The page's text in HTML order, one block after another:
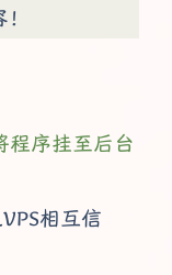
程序挂至后台
相互信